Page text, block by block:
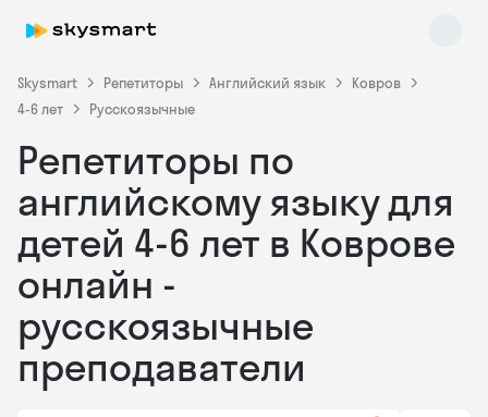
Skysmart Репетиторы Английский язык
Ковров
4-6 лет
Русскоязычные
Репетиторы по
английскому языку для
детей 4-6 лет в Коврове
онлайн -
русскоязычные
преподаватели
Skysmart Chat